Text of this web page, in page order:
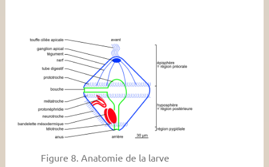
Figure 8. Anatomie de la larve